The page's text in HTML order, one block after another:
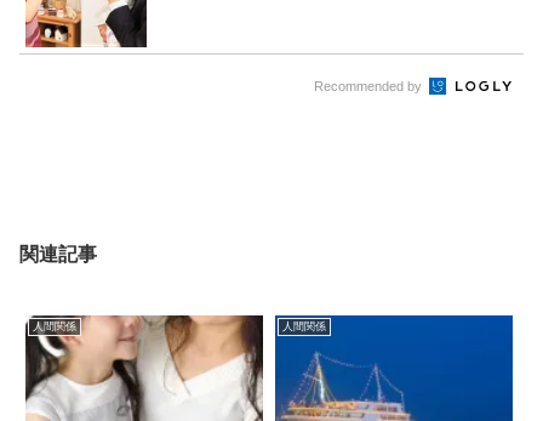
Recommended by
関連記事
人間関係 人間関係